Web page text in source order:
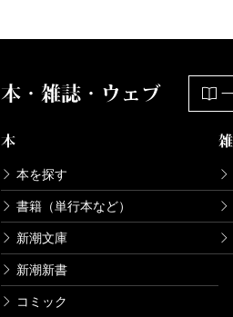
本・雑誌・ウェブ
本
本を探す
書籍（単行本など）
新潮文庫
新潮新書
コミック